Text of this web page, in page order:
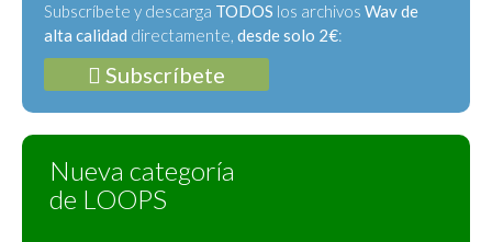
Subscríbete y descarga TODOS los archivos Wav de
alta calidad directamente, desde solo 2€:
Subscríbete
Nueva categoría
de LOOPS